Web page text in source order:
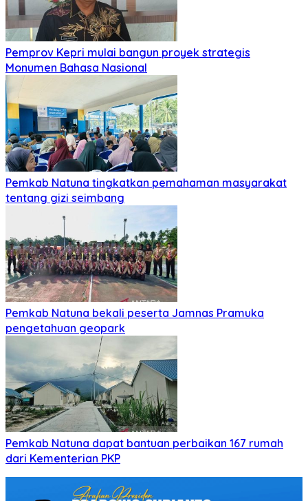
Pemprov Kepri mulai bangun proyek strategis
Monumen Bahasa Nasional
Pemkab Natuna tingkatkan pemahaman masyarakat
tentang gizi seimbang
Pemkab Natuna bekali peserta Jamnas Pramuka
pengetahuan geopark
Pemkab Natuna dapat bantuan perbaikan 167 rumah
dari Kementerian PKP